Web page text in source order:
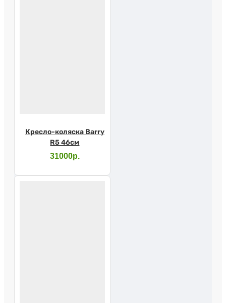
Кресло-коляска Barry
R5 46см
31000р.